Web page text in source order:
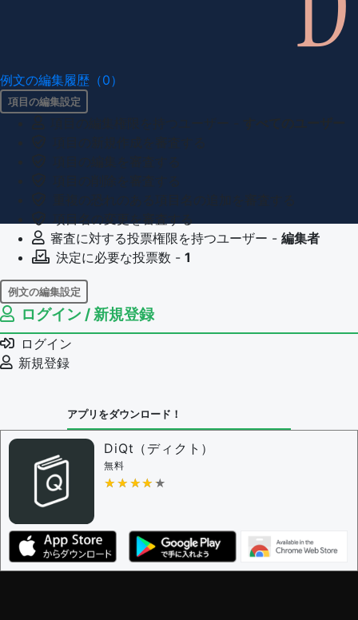
例文の編集履歴（0）
項目の編集設定
審査に対する投票権限を持つユーザー - 編集者
決定に必要な投票数 - 1
例文の編集設定
例文の編集権限を持つユーザー -
例文の削除を審査する
審査に対する投票権限を持つユーザー -
決定に必要な投票数 -
問題の編集権限を持つユーザー -すべてのユーザー
審査に対する投票権限を持つユーザー -
決定に必要な投票数 -
編集ガイドライン
ログイン / 新規登録
ログイン
新規登録
アプリをダウンロード！
DiQt（ディクト）
無料
★★★★★
★★★★★